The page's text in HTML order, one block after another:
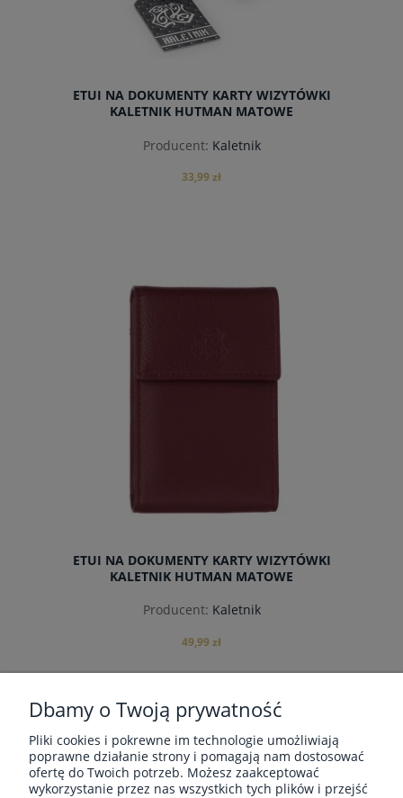
ETUI NA DOKUMENTY KARTY WIZYTÓWKI
KALETNIK HUTMAN MATOWE
Producent: Kaletnik
33,99 zł
do koszyka
ETUI NA DOKUMENTY KARTY WIZYTÓWKI
KALETNIK HUTMAN MATOWE
Producent: Kaletnik
49,99 zł
do koszyka
« 1 2 3 4 5 ...
Dbamy o Twoją prywatność
Pliki cookies i pokrewne im technologie umożliwiają
poprawne działanie strony i pomagają nam dostosować
ofertę do Twoich potrzeb. Możesz zaakceptować
wykorzystanie przez nas wszystkich tych plików i przejść